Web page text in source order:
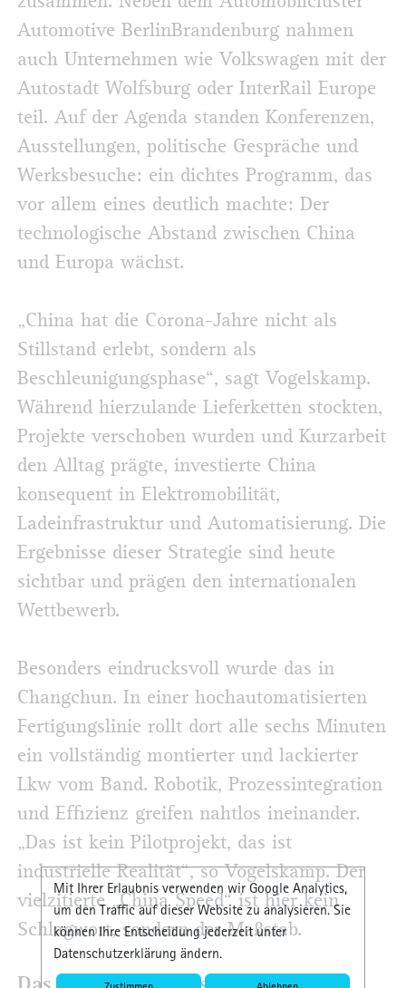
Automotive BerlinBrandenburg nahmen
auch Unternehmen wie Volkswagen mit der
Autostadt Wolfsburg oder InterRail Europe
teil. Auf der Agenda standen Konferenzen,
Ausstellungen, politische Gespräche und
Werksbesuche: ein dichtes Programm, das
vor allem eines deutlich machte: Der
technologische Abstand zwischen China
und Europa wächst.
„China hat die Corona-Jahre nicht als
Stillstand erlebt, sondern als
Beschleunigungsphase“, sagt Vogelskamp.
Während hierzulande Lieferketten stockten,
Projekte verschoben wurden und Kurzarbeit
den Alltag prägte, investierte China
konsequent in Elektromobilität,
Ladeinfrastruktur und Automatisierung. Die
Ergebnisse dieser Strategie sind heute
sichtbar und prägen den internationalen
Wettbewerb.
Besonders eindrucksvoll wurde das in
Changchun. In einer hochautomatisierten
Fertigungslinie rollt dort alle sechs Minuten
ein vollständig montierter und lackierter
Lkw vom Band. Robotik, Prozessintegration
und Effizienz greifen nahtlos ineinander.
„Das ist kein Pilotprojekt, das ist
industrielle Realität“, so Vogelskamp. Der
vielzitierte „China Speed“ ist hier kein
Schlagwort, sondern der Maßstab.
Mit Ihrer Erlaubnis verwenden wir Google Analytics,
um den Traffic auf dieser Website zu analysieren. Sie
können Ihre Entscheidung jederzeit unter
Datenschutzerklärung ändern.